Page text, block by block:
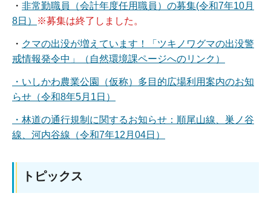
・ 非常勤職員（会計年度任用職員）の募集(令和7年10月
8日）
※募集は終了しました。
・ クマの出没が増えています！「ツキノワグマの出没警
戒情報発令中」（自然環境課ページへのリンク）
・いしかわ農業公園（仮称）多目的広場利用案内のお知
らせ（令和8年5月1日）
・林道の通行規制に関するお知らせ：順尾山線、巣ノ谷
線、河内谷線（令和7年12月04日）
トピックス